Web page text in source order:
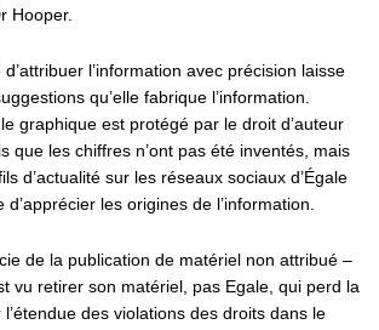
Hooper.
d’attribuer l’information avec précision laisse
qu’elle fabrique l’information.
graphique est protégé par le droit d’auteur
que les chiffres n’ont pas été inventés, mais
d’actualité sur les réseaux sociaux d’Égale
d’apprécier les origines de l’information.
de la publication de matériel non attribué –
vu retirer son matériel, pas Egale, qui perd la
des violations des droits dans le